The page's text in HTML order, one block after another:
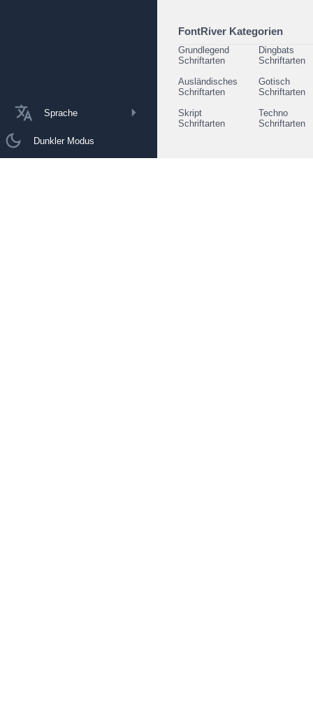
Sprache
Dunkler Modus
FontRiver Kategorien
Grundlegend
Schriftarten
Dingbats
Schriftarten
Ausländisches
Schriftarten
Gotisch
Schriftarten
Skript
Schriftarten
Techno
Schriftarten